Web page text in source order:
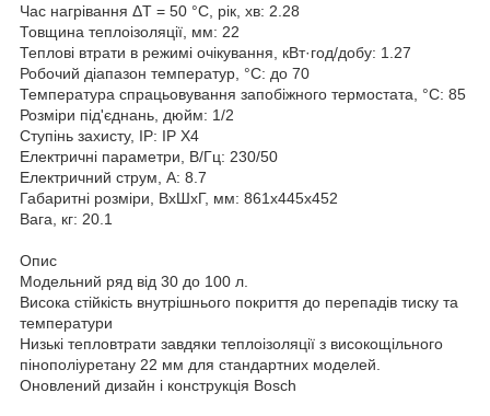
Час нагрівання ΔТ = 50 °C, рік, хв: 2.28
Товщина теплоізоляції, мм: 22
Теплові втрати в режимі очікування, кВт·год/добу: 1.27
Робочий діапазон температур, °C: до 70
Температура спрацьовування запобіжного термостата, °C: 85
Розміри під'єднань, дюйм: 1/2
Ступінь захисту, IP: IP X4
Електричні параметри, В/Гц: 230/50
Електричний струм, А: 8.7
Габаритні розміри, ВхШхГ, мм: 861x445x452
Вага, кг: 20.1
Опис
Модельний ряд від 30 до 100 л.
Висока стійкість внутрішнього покриття до перепадів тиску та
температури
Низькі тепловтрати завдяки теплоізоляції з високощільного
пінополіуретану 22 мм для стандартних моделей.
Оновлений дизайн і конструкція Bosch